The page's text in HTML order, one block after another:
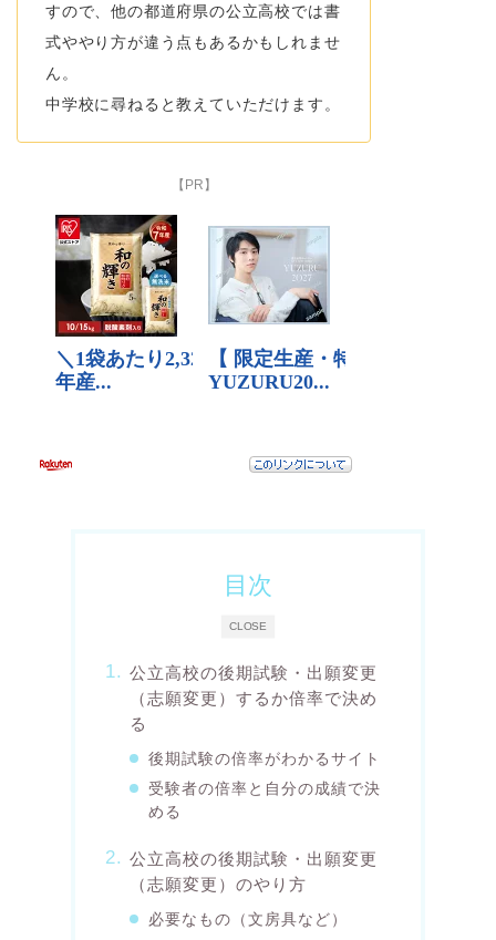
すので、他の都道府県の公立高校では書
式ややり方が違う点もあるかもしれませ
ん。
中学校に尋ねると教えていただけます。
【PR】
CLOSE
目次
公立高校の後期試験・出願変更
（志願変更）するか倍率で決め
る
後期試験の倍率がわかるサイト
受験者の倍率と自分の成績で決
める
公立高校の後期試験・出願変更
（志願変更）のやり方
必要なもの（文房具など）